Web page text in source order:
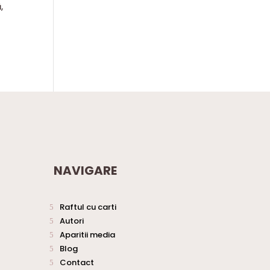
NAVIGARE
Raftul cu carti
Autori
Aparitii media
Blog
Contact